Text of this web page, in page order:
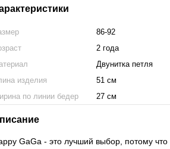
86-92
2 года
Двунитка петля
изделия
51 см
по линии бедер
27 см
GaGa - это лучший выбор, потому